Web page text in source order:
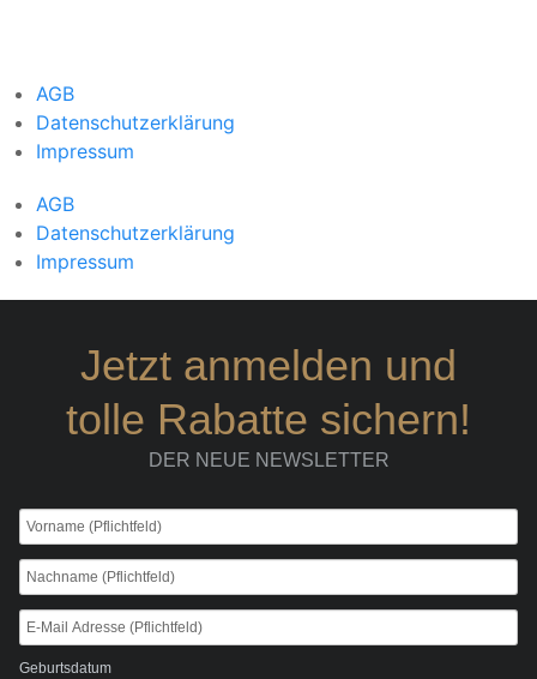
AGB
Datenschutzerklärung
Impressum
AGB
Datenschutzerklärung
Impressum
Jetzt anmelden und
tolle Rabatte sichern!
DER NEUE NEWSLETTER
Geburtsdatum